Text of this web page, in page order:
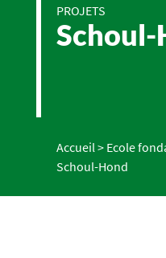
PROJETS
Schoul-
Accueil> Ecole
Schoul-Hond